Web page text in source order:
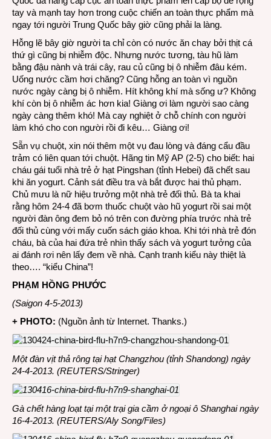
tay và mạnh tay hơn trong cuộc chiến an toàn thực phẩm mà
ngay tới người Trung Quốc bây giờ cũng phải la làng.
Hỗng lẽ bây giờ người ta chỉ còn có nước ăn chay bởi thịt cá
thứ gì cũng bị nhiễm độc. Nhưng nước tương, tàu hũ làm
bằng đậu nành và trái cây, rau củ cũng bị ô nhiễm đâu kém.
Uống nước cầm hơi chăng? Cũng hỗng an toàn vì nguồn
nước ngày càng bị ô nhiễm. Hít không khí mà sống ư? Không
khí còn bị ô nhiễm ác hơn kia! Giàng ơi làm người sao càng
ngày càng thêm khó! Mà cay nghiệt ở chỗ chính con người
làm khó cho con người rồi đi kêu… Giàng ơi!
Sẵn vụ chuột, xin nói thêm một vụ đau lòng và đáng cẩu đầu
trảm có liên quan tới chuột. Hãng tin Mỹ AP (2-5) cho biết: hai
cháu gái tuổi nhà trẻ ở hạt Pingshan (tỉnh Hebei) đã chết sau
khi ăn yogurt. Cảnh sát điều tra và bắt được hai thủ phạm.
Chủ mưu là nữ hiệu trưởng một nhà trẻ đối thủ. Bà ta khai
rằng hôm 24-4 đã bơm thuốc chuột vào hũ yogurt rồi sai một
người đàn ông đem bỏ nó trên con đường phía trước nhà trẻ
đối thủ cùng với mấy cuốn sách giáo khoa. Khi tới nhà trẻ đón
cháu, bà của hai đứa trẻ nhìn thấy sách và yogurt tưởng của
ai đánh rơi nên lấy đem về nhà. Cạnh tranh kiểu này thiệt là
theo…. “kiểu China”!
PHẠM HỒNG PHƯỚC
(Saigon 4-5-2013)
+ PHOTO: (Nguồn ảnh từ Internet. Thanks.)
Một đàn vịt thả rông tại hạt Changzhou (tỉnh Shandong) ngày
24-4-2013. (REUTERS/Stringer)
Gà chết hàng loạt tại một trại gia cầm ở ngoại ô Shanghai ngày
16-4-2013. (REUTERS/Aly Song/Files)